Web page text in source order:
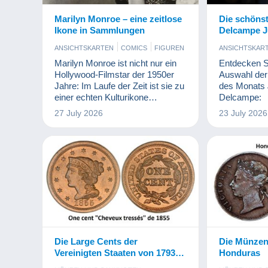
Marilyn Monroe – eine zeitlose
Ikone in Sammlungen
ANSICHTSKARTEN COMICS
FIGUREN
MÜNZEN UND BANKNOTEN
Marilyn Monroe ist nicht nur ein
Hollywood-Filmstar der 1950er
Jahre: Im Laufe der Zeit ist sie zu
einer echten Kulturikone
geworden, deren Bild
Generationen überdauert. Für
eine Schauspielerin: Sie
verkörpert einen Mythos, eine
Ästhetik und eine ganze Epoche.
27 July 2026
Die
Delcampe
COMICS
KUNST
MÜNZEN
Entdecken
Auswahl
des Monats
Delcampe:
23 July 2026
Die Large Cents der
Vereinigten Staaten von 1793
Die
Honduras